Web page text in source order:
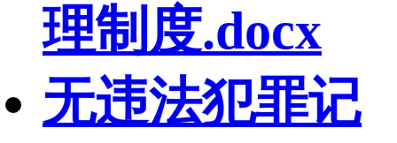
理制度.docx
无违法犯罪记